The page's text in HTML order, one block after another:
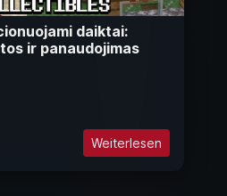
daiktai:
ir panaudojimas
Weiterlesen